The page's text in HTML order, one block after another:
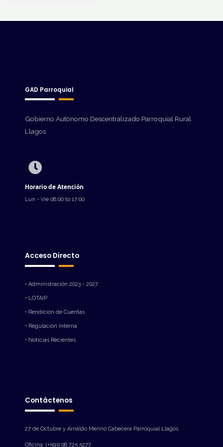
GAD Parroquial
Gobierno Autónomo Descentralizado Parroquial Rural
Llagos.
Horario de Atención
Lun - Vie 08:00 to 17:00
Acceso Directo
• Administración 2023 - 2027
• LOTAIP
• Rendición de Cuentas
• Regulación Interna
• Noticias Recientes
Contáctenos
27 de Octubre y Arnaldo Merino Cabecera Parroquial Llagos.
Oficina: (+593) 98 725 5277